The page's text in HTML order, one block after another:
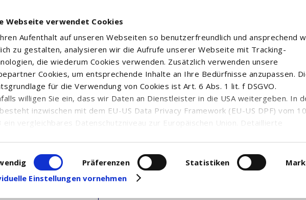
Webseite verwendet Cookies
Aufenthalt auf unseren Webseiten so benutzerfreundlich und ansprechend
zu gestalten, analysieren wir die Aufrufe unserer Webseite mit Tracking-
die wiederum Cookies verwenden. Zusätzlich verwenden unsere
Cookies, um entsprechende Inhalte an Ihre Bedürfnisse anzupassen.
für die Verwendung von Cookies ist Art. 6 Abs. 1 lit. f DSGVO.
willigen Sie ein, dass wir Daten an Dienstleister in die USA weitergeben. In
besteht inzwischen mit dem EU-US Data Privacy Framework (EU-US DPF) vom
ein vergleichbares Datenschutzniveau zur Europäischen Union. Detaillierte
USA, finden Sie auf unserer Seite zumDatenschutz. Dort können Sie Ihre
auch jederzeit widerrufen oder anpassen.
Präferenzen Statistiken
Einstellungen vornehmen